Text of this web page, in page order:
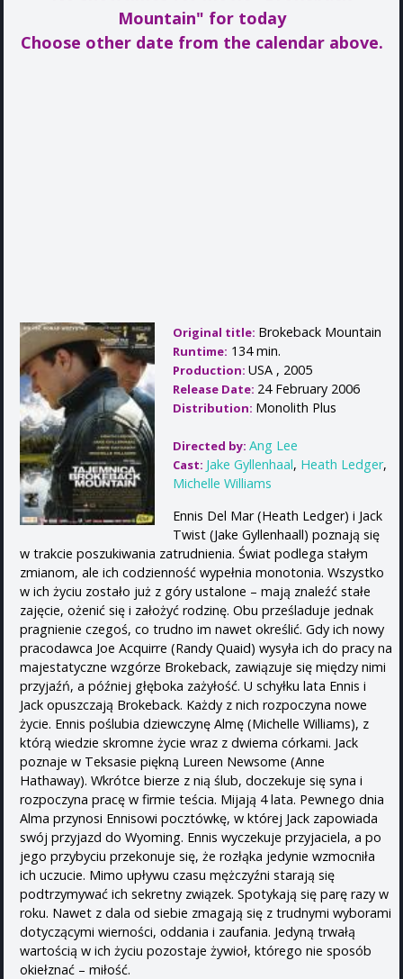
Mountain" for today
Choose other date from the calendar above.
Original title: Brokeback Mountain
Runtime: 134 min.
Production: USA , 2005
Release Date: 24 February 2006
Distribution: Monolith Plus
Directed by: Ang Lee
Cast: Jake Gyllenhaal, Heath Ledger,
Michelle Williams
Ennis Del Mar (Heath Ledger) i Jack
Twist (Jake Gyllenhaall) poznają się
w trakcie poszukiwania zatrudnienia. Świat podlega stałym
zmianom, ale ich codzienność wypełnia monotonia. Wszystko
w ich życiu zostało już z góry ustalone – mają znaleźć stałe
zajęcie, ożenić się i założyć rodzinę. Obu prześladuje jednak
pragnienie czegoś, co trudno im nawet określić. Gdy ich nowy
pracodawca Joe Acquirre (Randy Quaid) wysyła ich do pracy na
majestatyczne wzgórze Brokeback, zawiązuje się między nimi
przyjaźń, a później głęboka zażyłość. U schyłku lata Ennis i
Jack opuszczają Brokeback. Każdy z nich rozpoczyna nowe
życie. Ennis poślubia dziewczynę Almę (Michelle Williams), z
którą wiedzie skromne życie wraz z dwiema córkami. Jack
poznaje w Teksasie piękną Lureen Newsome (Anne
Hathaway). Wkrótce bierze z nią ślub, doczekuje się syna i
rozpoczyna pracę w firmie teścia. Mijają 4 lata. Pewnego dnia
Alma przynosi Ennisowi pocztówkę, w której Jack zapowiada
swój przyjazd do Wyoming. Ennis wyczekuje przyjaciela, a po
jego przybyciu przekonuje się, że rozłąka jedynie wzmocniła
ich uczucie. Mimo upływu czasu mężczyźni starają się
podtrzymywać ich sekretny związek. Spotykają się parę razy w
roku. Nawet z dala od siebie zmagają się z trudnymi wyborami
dotyczącymi wierności, oddania i zaufania. Jedyną trwałą
wartością w ich życiu pozostaje żywioł, którego nie sposób
okiełznać – miłość.